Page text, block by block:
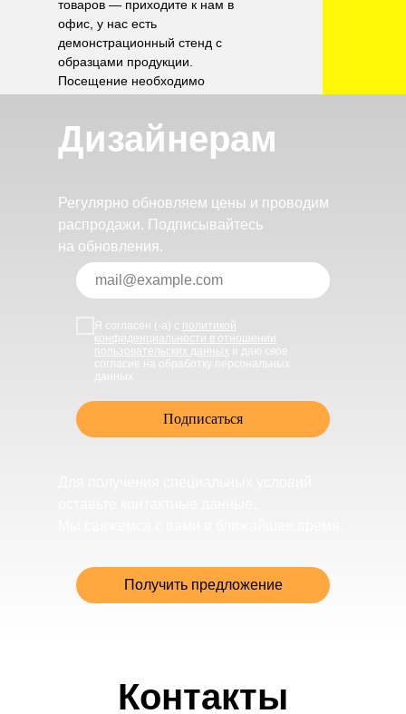
товаров — приходите к нам в
офис, у нас есть
демонстрационный стенд с
образцами продукции.
Посещение необходимо
Дизайнерам
Регулярно обновляем цены и проводим
распродажи. Подписывайтесь
на обновления.
Я согласен (-а) с политикой
конфиденциальности в отношении
пользовательских данных и даю свое
согласие на обработку персональных
данных
Подписаться
Получить предложение
Контакты